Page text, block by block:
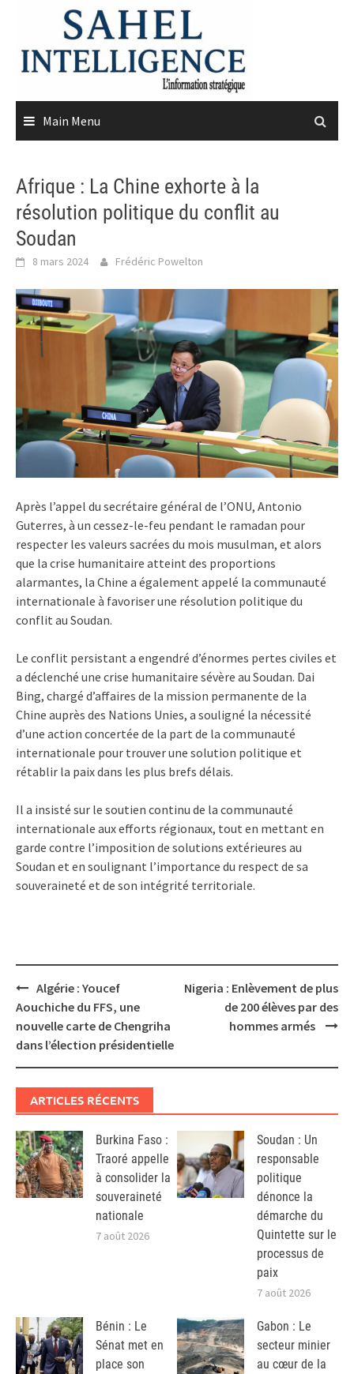
content
Main Menu
Afrique : La Chine exhorte à la
résolution politique du conflit au
Soudan
8 mars 2024 Frédéric Powelton
Après l’appel du secrétaire général de l’ONU, Antonio
Guterres, à un cessez-le-feu pendant le ramadan pour
respecter les valeurs sacrées du mois musulman, et alors
que la crise humanitaire atteint des proportions
alarmantes, la Chine a également appelé la communauté
internationale à favoriser une résolution politique du
conflit au Soudan.
Le conflit persistant a engendré d’énormes pertes civiles et
a déclenché une crise humanitaire sévère au Soudan. Dai
Bing, chargé d’affaires de la mission permanente de la
Chine auprès des Nations Unies, a souligné la nécessité
d’une action concertée de la part de la communauté
internationale pour trouver une solution politique et
rétablir la paix dans les plus brefs délais.
Il a insisté sur le soutien continu de la communauté
internationale aux efforts régionaux, tout en mettant en
garde contre l’imposition de solutions extérieures au
Soudan et en soulignant l’importance du respect de sa
souveraineté et de son intégrité territoriale.
Post
navigation
Algérie : Youcef
Aouchiche du FFS, une
nouvelle carte de Chengriha
dans l’élection présidentielle
Nigeria : Enlèvement de plus
de 200 élèves par des
hommes armés
ARTICLES RÉCENTS
Burkina Faso :
Traoré appelle
à consolider la
souveraineté
nationale
7 août 2026
Soudan : Un
responsable
politique
dénonce la
démarche du
Quintette sur le
processus de
paix
7 août 2026
Bénin : Le
Sénat met en
place son
Gabon : Le
secteur minier
au cœur de la